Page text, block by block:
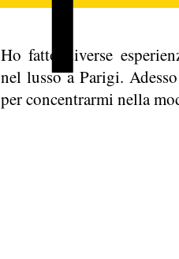
Ho fatto diverse
nel lusso a Parigi.
per concentrarmi nella